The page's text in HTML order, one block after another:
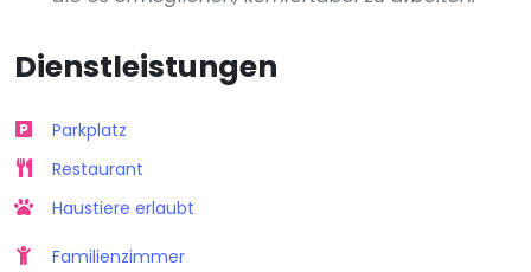
Dienstleistungen
Parkplatz
Restaurant
Haustiere erlaubt
Familienzimmer